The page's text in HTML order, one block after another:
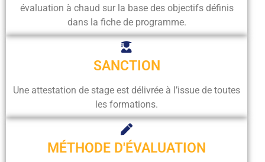
évaluation à chaud sur la base des objectifs définis
dans la fiche de programme.
SANCTION
Une attestation de stage est délivrée à l’issue de toutes
les formations.
MÉTHODE D'ÉVALUATION